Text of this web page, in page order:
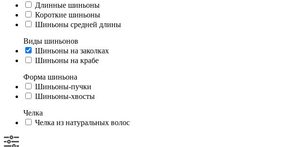
Длинные шиньоны
Короткие шиньоны
Шиньоны средней длины
Виды шиньонов
Шиньоны на заколках
Шиньоны на крабе
Форма шиньона
Шиньоны-пучки
Шиньоны-хвосты
Челка
Челка из натуральных волос